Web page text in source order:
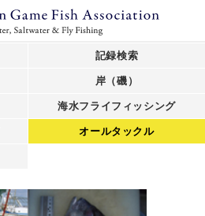
記録検索
岸（磯）
海水フライフィッシング
オールタックル